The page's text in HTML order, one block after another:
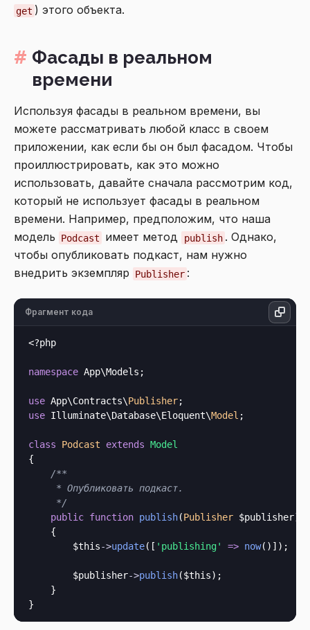
get ) этого объекта.
Фасады в реальном
времени
Используя фасады в реальном времени, вы
можете рассматривать любой класс в своем
приложении, как если бы он был фасадом. Чтобы
проиллюстрировать, как это можно
использовать, давайте сначала рассмотрим код,
который не использует фасады в реальном
времени. Например, предположим, что наша
модель
Podcast имеет метод publish . Однако,
чтобы опубликовать подкаст, нам нужно
внедрить экземпляр
Publisher :
Фрагмент кода
<?php
namespace App\Models;
use App\Contracts\Publisher
use Illuminate\Database\Eloquent\Model ;
class Podcast extends Model
{
/**
     * Опубликовать подкаст.
     */
public function publish(Publisher $publisher):
    {
$this->update([ 'publishing' => now()]);
        $publisher
->publish($this);
    }